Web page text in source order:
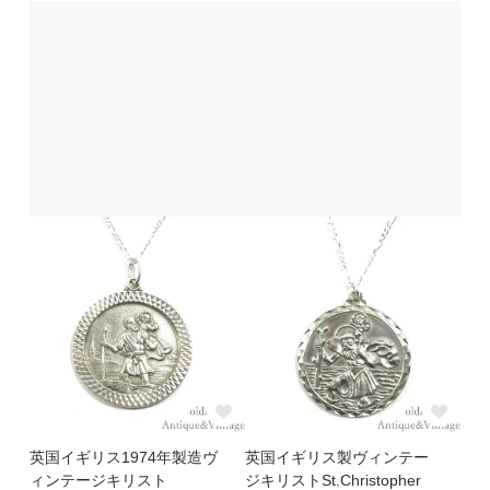
英国イギリス1974年製造ヴ
ィンテージキリスト
英国イギリス製ヴィンテー
ジキリストSt.Christopher